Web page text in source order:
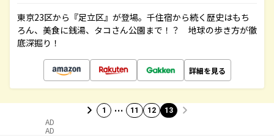
東京23区から『足立区』が登場。千住宿から続く歴史はもち
ろん、美食に銭湯、タコさん公園まで！？ 地球の歩き方が徹
底深掘り！
詳細を見る
1 … 11 12 13
AD
AD